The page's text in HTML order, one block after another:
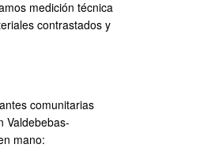
medición técnica
contrastados y
comunitarias
Valdebebas-
mano: